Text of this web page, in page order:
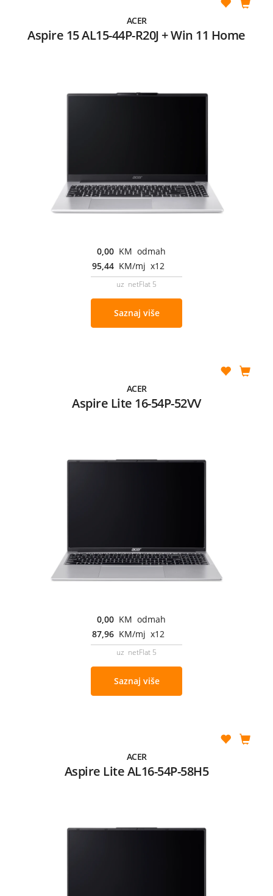
ACER
Aspire 15 AL15-44P-R20J + Win 11 Home
0,00 KM odmah
95,44 KM/mj x12
uz netFlat 5
Saznaj više
ACER
Aspire Lite 16-54P-52VV
0,00 KM odmah
87,96 KM/mj x12
uz netFlat 5
Saznaj više
ACER
Aspire Lite AL16-54P-58H5